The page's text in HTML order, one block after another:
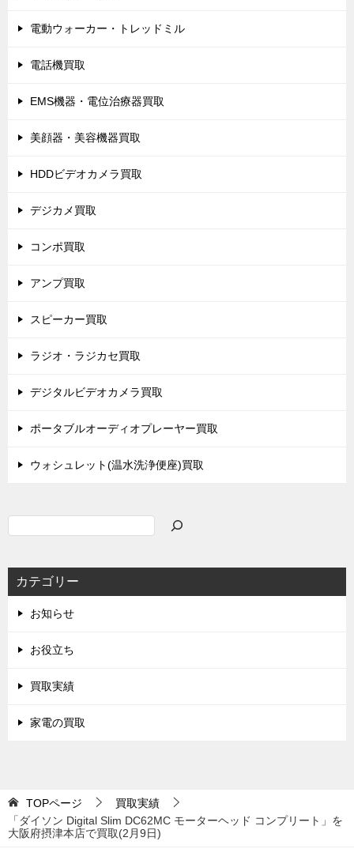
電動ウォーカー・トレッドミル
電話機買取
EMS機器・電位治療器買取
美顔器・美容機器買取
HDDビデオカメラ買取
デジカメ買取
コンポ買取
アンプ買取
スピーカー買取
ラジオ・ラジカセ買取
デジタルビデオカメラ買取
ポータブルオーディオプレーヤー買取
ウォシュレット(温水洗浄便座)買取
カテゴリー
お知らせ
お役立ち
買取実績
家電の買取
TOPページ
買取実績
「ダイソン Digital Slim DC62MC モーターヘッド コンプリート」を
大阪府摂津本店で買取(2月9日)